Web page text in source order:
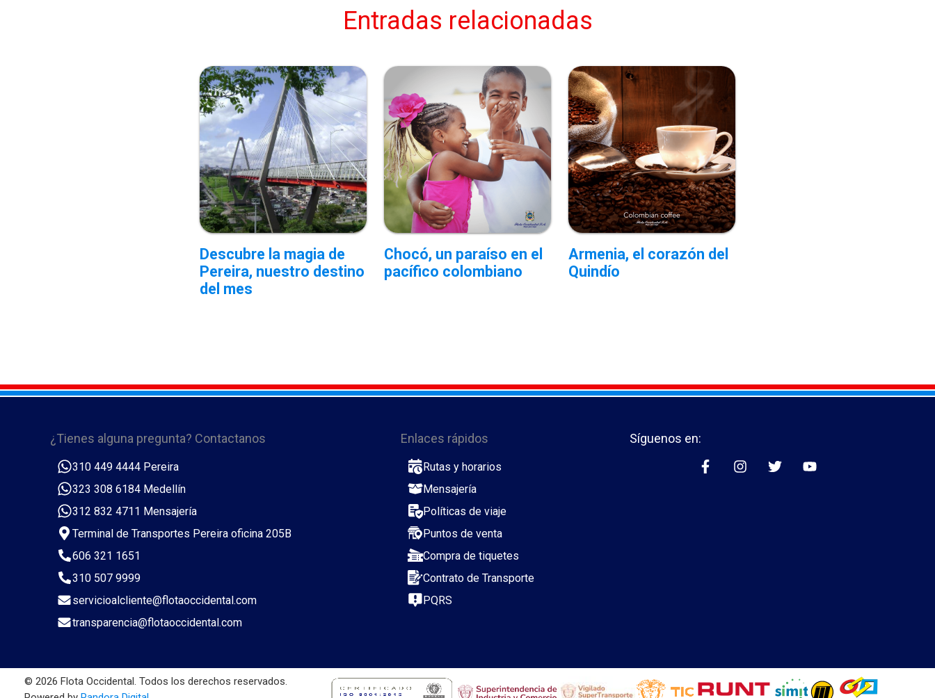
Entradas relacionadas
Descubre la magia de
Pereira, nuestro destino
del mes
Chocó, un paraíso en el
pacífico colombiano
Armenia, el corazón del
Quindío
¿Tienes alguna pregunta? Contactanos
310 449 4444 Pereira
323 308 6184 Medellín
312 832 4711 Mensajería
Terminal de Transportes Pereira oficina 205B
606 321 1651
310 507 9999
servicioalcliente@flotaoccidental.com
transparencia@flotaoccidental.com
Enlaces rápidos
Rutas y horarios
Mensajería
Políticas de viaje
Puntos de venta
Compra de tiquetes
Contrato de Transporte
PQRS
Síguenos en:
© 2026 Flota Occidental. Todos los derechos reservados.